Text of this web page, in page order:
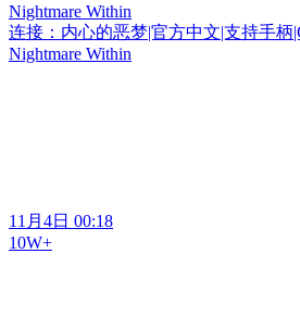
Nightmare Within
连接：内心的恶梦|官方中文|支持手柄
Nightmare Within
11月4日 00:18
10W+